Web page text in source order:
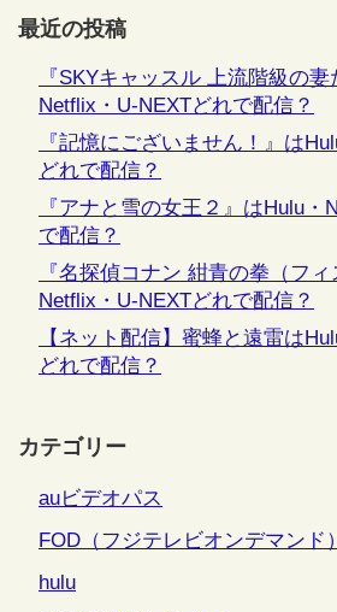
最近の投稿
『SKYキャッスル 上流階級の妻
Netflix・U-NEXTどれで配信？
『記憶にございません！』は
どれで配信？
『アナと雪の女王２』はHulu
で配信？
『名探偵コナン 紺青の拳（フィ
Netflix・U-NEXTどれで配信？
【ネット配信】蜜蜂と遠雷は
どれで配信？
カテゴリー
auビデオパス
FOD（フジテレビオンデマンド）
hulu